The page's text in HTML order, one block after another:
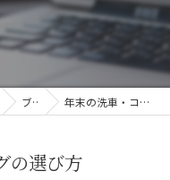
ブログ 年末の洗車・コーティングの選び方
の選び方